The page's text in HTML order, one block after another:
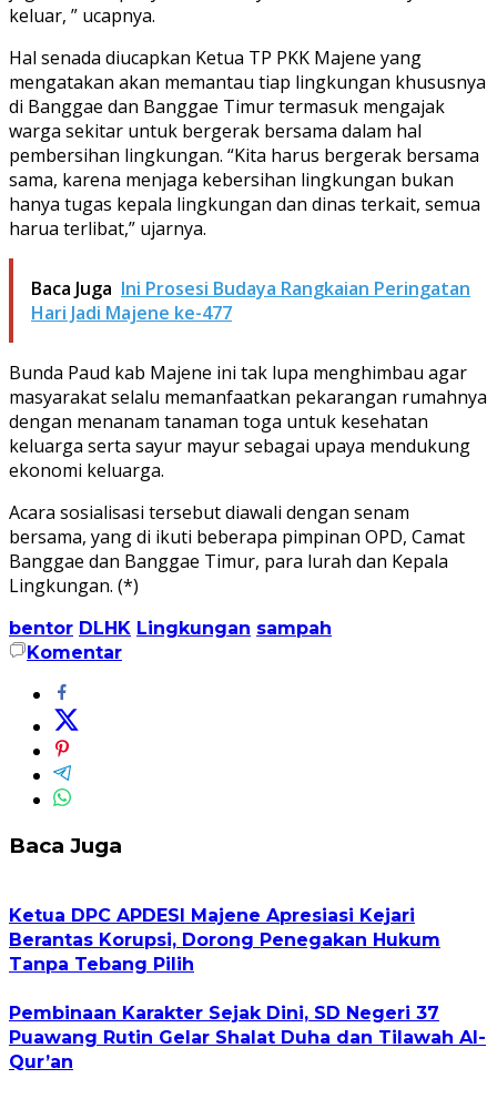
keluar, ” ucapnya.
Hal senada diucapkan Ketua TP PKK Majene yang
mengatakan akan memantau tiap lingkungan khususnya
di Banggae dan Banggae Timur termasuk mengajak
warga sekitar untuk bergerak bersama dalam hal
pembersihan lingkungan. “Kita harus bergerak bersama
sama, karena menjaga kebersihan lingkungan bukan
hanya tugas kepala lingkungan dan dinas terkait, semua
harua terlibat,” ujarnya.
Baca Juga Ini Prosesi Budaya Rangkaian Peringatan
Hari Jadi Majene ke-477
Bunda Paud kab Majene ini tak lupa menghimbau agar
masyarakat selalu memanfaatkan pekarangan rumahnya
dengan menanam tanaman toga untuk kesehatan
keluarga serta sayur mayur sebagai upaya mendukung
ekonomi keluarga.
Acara sosialisasi tersebut diawali dengan senam
bersama, yang di ikuti beberapa pimpinan OPD, Camat
Banggae dan Banggae Timur, para lurah dan Kepala
Lingkungan. (*)
bentor DLHK Lingkungan sampah
Komentar
Baca Juga
Ketua DPC APDESI Majene Apresiasi Kejari
Berantas Korupsi, Dorong Penegakan Hukum
Tanpa Tebang Pilih
Pembinaan Karakter Sejak Dini, SD Negeri 37
Puawang Rutin Gelar Shalat Duha dan Tilawah Al-
Qur’an